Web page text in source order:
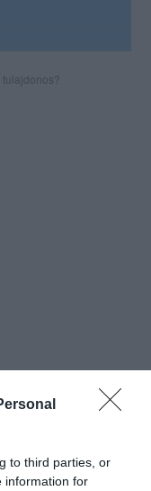
to third parties, or
information for
tulajdonos?